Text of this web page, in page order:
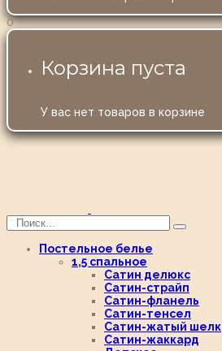
0
Корзина пуста
У вас нет товаров в корзине
Постельное белье
1,5 спальное
Сатин делюкс
Сатин-страйп
Сатин-фланель
Сатин-тенсел
Сатин-жатый шелк
Сатин-жаккард